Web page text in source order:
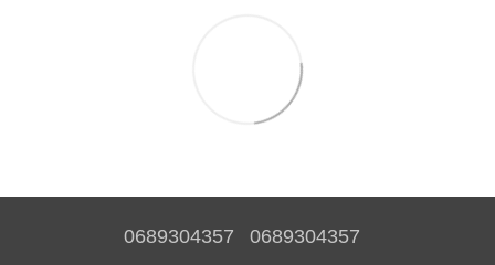
0689304357 0689304357